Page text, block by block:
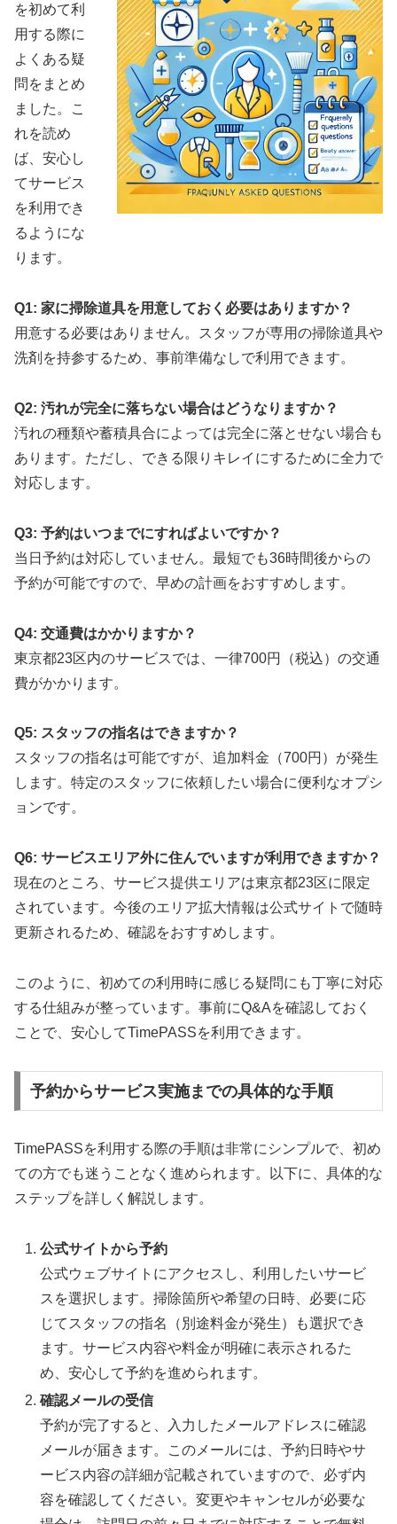
を初めて利
用する際に
よくある疑
問をまとめ
ました。こ
れを読め
ば、安心し
てサービス
を利用でき
るようにな
ります。
Q1: 家に掃除道具を用意しておく必要はありますか？
用意する必要はありません。スタッフが専用の掃除道具や
洗剤を持参するため、事前準備なしで利用できます。
Q2: 汚れが完全に落ちない場合はどうなりますか？
汚れの種類や蓄積具合によっては完全に落とせない場合も
あります。ただし、できる限りキレイにするために全力で
対応します。
Q3: 予約はいつまでにすればよいですか？
当日予約は対応していません。最短でも36時間後からの
予約が可能ですので、早めの計画をおすすめします。
Q4: 交通費はかかりますか？
東京都23区内のサービスでは、一律700円（税込）の交通
費がかかります。
Q5: スタッフの指名はできますか？
スタッフの指名は可能ですが、追加料金（700円）が発生
します。特定のスタッフに依頼したい場合に便利なオプシ
ョンです。
Q6: サービスエリア外に住んでいますが利用できますか？
現在のところ、サービス提供エリアは東京都23区に限定
されています。今後のエリア拡大情報は公式サイトで随時
更新されるため、確認をおすすめします。
このように、初めての利用時に感じる疑問にも丁寧に対応
する仕組みが整っています。事前にQ&Aを確認しておく
ことで、安心してTimePASSを利用できます。
予約からサービス実施までの具体的な手順
TimePASSを利用する際の手順は非常にシンプルで、初め
ての方でも迷うことなく進められます。以下に、具体的な
ステップを詳しく解説します。
公式サイトから予約
公式ウェブサイトにアクセスし、利用したいサービ
スを選択します。掃除箇所や希望の日時、必要に応
じてスタッフの指名（別途料金が発生）も選択でき
ます。サービス内容や料金が明確に表示されるた
め、安心して予約を進められます。
確認メールの受信
予約が完了すると、入力したメールアドレスに確認
メールが届きます。このメールには、予約日時やサ
ービス内容の詳細が記載されていますので、必ず内
容を確認してください。変更やキャンセルが必要な